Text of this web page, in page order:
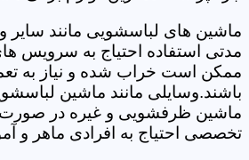
ماشین های لباسشویی مانند سایر
مدتی استفاده احتیاج به سرویس
ممکن است خراب شده و نیاز به
باشند.وسایلی مانند ماشین
ماشین ظرفشویی و غیره در صورت
تخصصی احتیاج به افرادی ماهر و